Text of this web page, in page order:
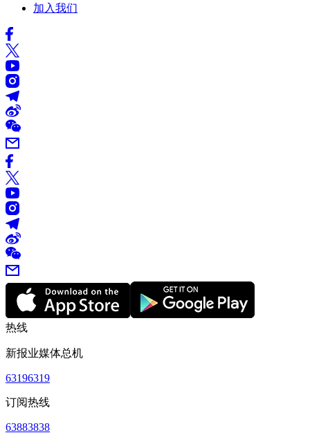
加入我们
热线
新报业媒体总机
63196319
订阅热线
63883838